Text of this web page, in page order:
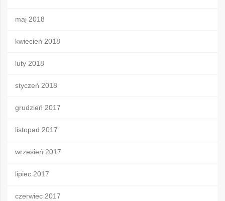
maj 2018
kwiecień 2018
luty 2018
styczeń 2018
grudzień 2017
listopad 2017
wrzesień 2017
lipiec 2017
czerwiec 2017